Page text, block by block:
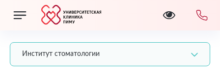
Институт стоматологии